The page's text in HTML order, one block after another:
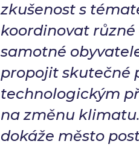
zkušenost s
koordinovat
samotné
propojit skutečné
technologickým
na změnu
dokáže město